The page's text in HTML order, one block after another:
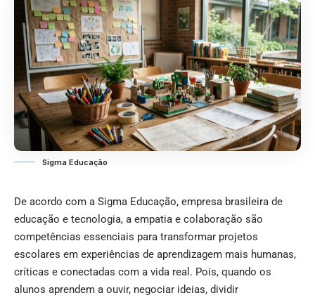
Sigma Educação
De acordo com a Sigma Educação, empresa brasileira de
educação e tecnologia, a empatia e colaboração são
competências essenciais para transformar projetos
escolares em experiências de aprendizagem mais humanas,
críticas e conectadas com a vida real. Pois, quando os
alunos aprendem a ouvir, negociar ideias, dividir